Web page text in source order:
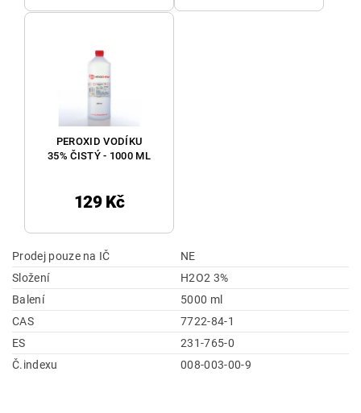
PEROXID VODÍKU
35% ČISTÝ - 1000 ML
129 Kč
Prodej pouze na IČ
NE
Složení
H2O2 3%
Balení
5000 ml
CAS
7722-84-1
ES
231-765-0
Č.indexu
008-003-00-9